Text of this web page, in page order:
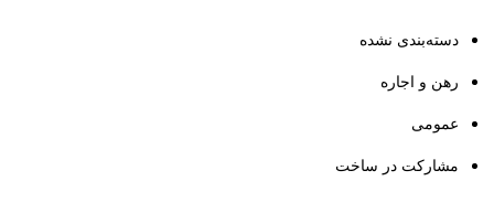
دسته‌بندی نشده
رهن و اجاره
عمومی
مشارکت در ساخت